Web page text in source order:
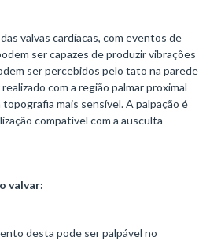
valvas cardíacas, com eventos de
ser capazes de produzir vibrações
ser percebidos pelo tato na parede
com a região palmar proximal
mais sensível. A palpação é
compatível com a ausculta
valvar:
desta pode ser palpável no